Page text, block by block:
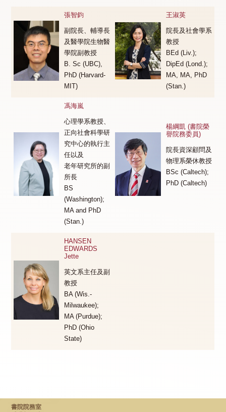
張智鈞
副院長、輔導長
及醫學院生物醫
學院副教授
B. Sc (UBC),
PhD (Harvard-
MIT)
王淑英
院長及社會學系
教授
BEd (Liv.);
DipEd (Lond.);
MA, MA, PhD
(Stan.)
馮海嵐
心理學系教授、
正向社會科學研
究中心的執行主
任以及
老年研究所的副
所長
BS
(Washington);
MA and PhD
(Stan.)
楊綱凱 (書院榮
譽院務委員)
院長資深顧問及
物理系榮休教授
BSc (Caltech);
PhD (Caltech)
HANSEN
EDWARDS
Jette
英文系主任及副
教授
BA (Wis.-
Milwaukee);
MA (Purdue);
PhD (Ohio
State)
書院院務室